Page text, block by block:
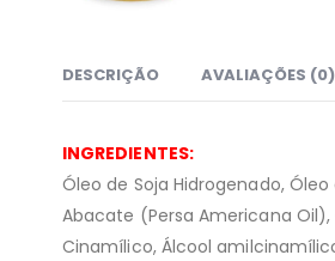
DESCRIÇÃO AVALIAÇÕES (0)
INGREDIENTES:
Óleo de Soja Hidrogenado,
Abacate (Persa Americana
Cinamílico, Álcool